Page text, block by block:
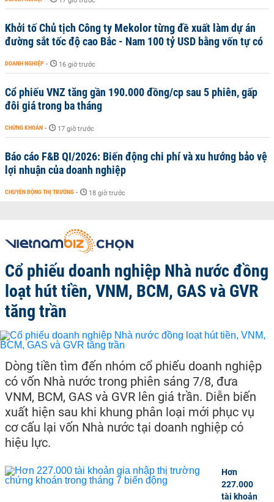
Khởi tố Chủ tịch Công ty Mekolor từng đề xuất làm dự án
đường sắt tốc độ cao Bắc - Nam 100 tỷ USD bằng vốn tự có
DOANH NGHIỆP - 16 giờ trước
Cổ phiếu VNZ tăng gần 190.000 đồng/cp sau 5 phiên, gấp
đôi giá trong ba tháng
CHỨNG KHOÁN - 17 giờ trước
Báo cáo F&B QI/2026: Biến động chi phí và xu hướng bảo vệ
lợi nhuận của doanh nghiệp
CHUYỂN ĐỘNG THỊ TRƯỜNG - 18 giờ trước
Cổ phiếu doanh nghiệp Nhà nước đồng
loạt hút tiền, VNM, BCM, GAS và GVR
tăng trần
Dòng tiền tìm đến nhóm cổ phiếu doanh nghiệp
có vốn Nhà nước trong phiên sáng 7/8, đưa
VNM, BCM, GAS và GVR lên giá trần. Diễn biến
xuất hiện sau khi khung phân loại mới phục vụ
cơ cấu lại vốn Nhà nước tại doanh nghiệp có
hiệu lực.
Hơn
227.000
tài khoản